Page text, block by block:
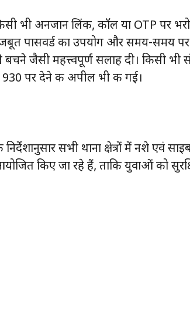
भी अनजान लिंक, कॉल या OTP पर
पासवर्ड का उपयोग और समय-समय
जैसी महत्त्वपूर्ण सलाह दी। किसी भी
पर देने की अपील भी की गई।
सभी थाना क्षेत्रों में नशे एवं
किए जा रहे हैं, ताकि युवाओं को